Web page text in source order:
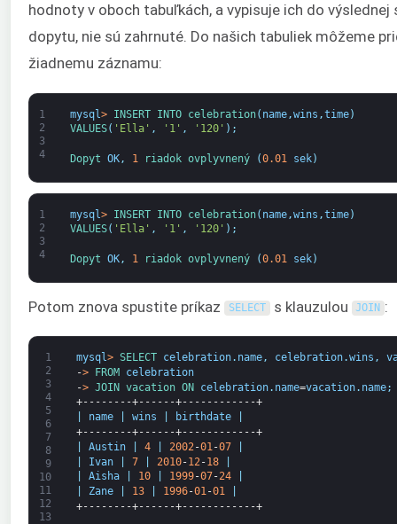
hodnoty v oboch tabuľkách, a vypisuje ich do
dopytu, nie sú zahrnuté. Do našich tabuliek môžeme
žiadnemu záznamu:
1
2
3
4
mysql > INSERT INTO celebration( name,wins ,time)
VALUES( 'Ella' , '1' , '120' ) ;
Dopyt OK, 1 riadok ovplyvnený (0.01 sek)
1
2
3
4
mysql > INSERT INTO celebration( name,wins ,time)
VALUES( 'Ella' , '1' , '120' ) ;
Dopyt OK, 1 riadok ovplyvnený (0.01 sek)
Potom znova spustite príkaz SELECT s klauzulou JOIN :
1
2
3
4
5
6
7
8
9
10
11
12
13
mysql> SELECT celebration. name, celebration.wins ,
-> FROM celebration
-> JOIN vacation ON celebration. name=vacation. name;
+--------+------+------------+
name wins birthdate
+--------+------+------------+
Austin 4 2002 -01 -07
Ivan 7 2010-12 -18
Aisha 10 1999-07-24
Zane 13 1996-01-01
+--------+------+------------+